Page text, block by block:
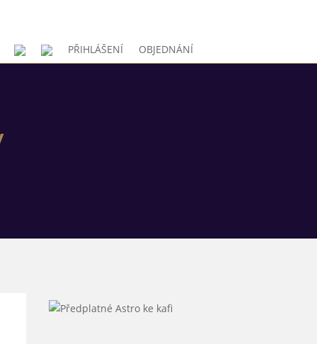
PŘIHLÁŠENÍ OBJEDNÁNÍ